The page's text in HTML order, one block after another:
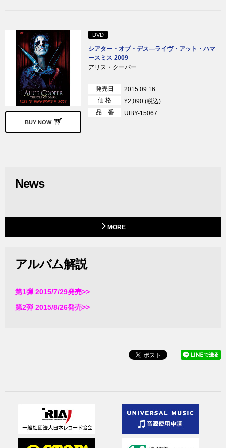
BUY NOW
DVD
シアター・オブ・デス―ライヴ・アット・ハマ
ースミス 2009
アリス・クーパー
発売日
2015.09.16
価 格
¥2,090 (税込)
品 番
UIBY-15067
News
MORE
アルバム解説
第1弾 2015/7/29発売>>
第2弾 2015/8/26発売>>